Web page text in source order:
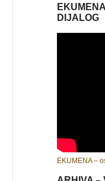
DIJALOG
EKUMENA –